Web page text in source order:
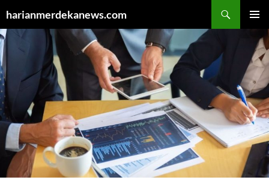
harianmerdekanews.com
UTAMA
KE